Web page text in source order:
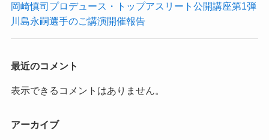
岡崎慎司プロデュース・トップアスリート公開講座第1弾
川島永嗣選手のご講演開催報告
最近のコメント
表示できるコメントはありません。
アーカイブ